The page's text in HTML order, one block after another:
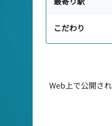
こだわり
Web上で公開さ